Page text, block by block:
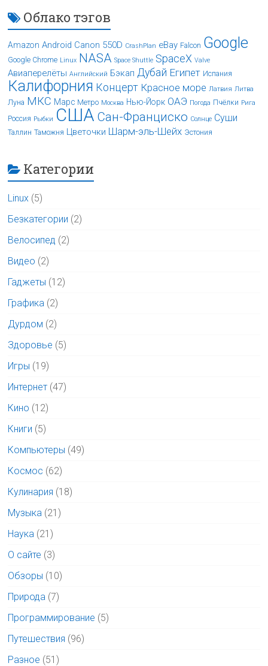
Облако тэгов
Amazon Android Canon 550D CrashPlan eBay Falcon Google
Google Chrome Linux NASA Space Shuttle SpaceX Valve
Авиаперелёты Английский Бэкап Дубай Египет Испания
Калифорния Концерт Красное море Латвия Литва
Луна МКС Марс Метро Москва Нью-Йорк ОАЭ Погода Пчёлки Рига
Россия Рыбки США Сан-Франциско Солнце Суши
Таллин Таможня Цветочки Шарм-эль-Шейх Эстония
Категории
Linux (5)
Безкатегории (2)
Велосипед (2)
Видео (2)
Гаджеты (12)
Графика (2)
Дурдом (2)
Здоровье (5)
Игры (19)
Интернет (47)
Кино (12)
Книги (5)
Компьютеры (49)
Космос (62)
Кулинария (18)
Музыка (21)
Наука (21)
О сайте (3)
Обзоры (10)
Природа (7)
Программирование (5)
Путешествия (96)
Разное (51)